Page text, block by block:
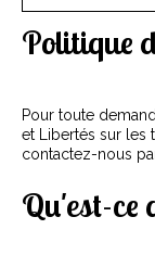
Politique
Pour toute
et Libertés sur les
contactez-nous
Qu'est-ce